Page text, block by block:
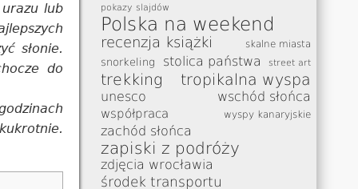
lub
słonie.
do
pokazy slajdów
Polska na weekend
recenzja książki skalne miasta
snorkeling stolica państwa street art
trekking tropikalna wyspa
unesco wschód słońca
współpraca wyspy kanaryjskie
zachód słońca
zapiski z podróży
zdjęcia wrocławia
środek transportu